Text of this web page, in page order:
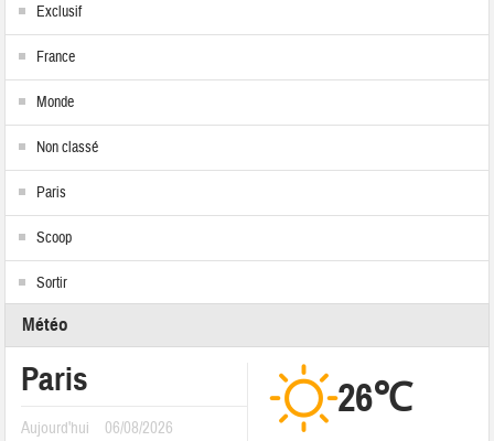
Exclusif
France
Monde
Non classé
Paris
Scoop
Sortir
Météo
Paris
Aujourd'hui 06/08/2026
26℃